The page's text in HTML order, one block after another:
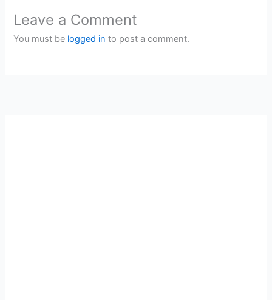
Leave a Comment
You must be logged in to post a comment.